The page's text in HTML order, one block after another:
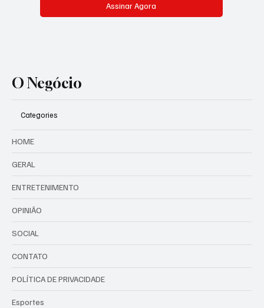
Assinar Agora
O Negócio
Categories
HOME
GERAL
ENTRETENIMENTO
OPINIÃO
SOCIAL
CONTATO
POLÍTICA DE PRIVACIDADE
Esportes